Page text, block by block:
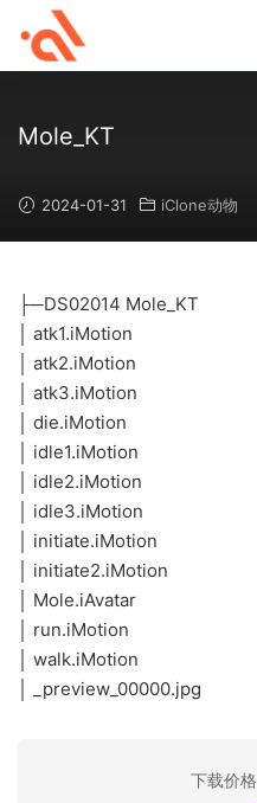
Mole_KT
2024-01-31 iClone动物
├─DS02014 Mole_KT
│ atk1.iMotion
│ atk2.iMotion
│ atk3.iMotion
│ die.iMotion
│ idle1.iMotion
│ idle2.iMotion
│ idle3.iMotion
│ initiate.iMotion
│ initiate2.iMotion
│ Mole.iAvatar
│ run.iMotion
│ walk.iMotion
│ _preview_00000.jpg
下载价格